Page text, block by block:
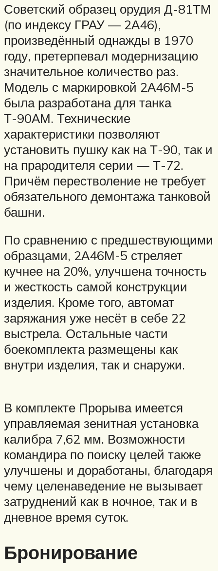
Советский образец орудия Д-81ТМ
(по индексу ГРАУ — 2А46),
произведённый однажды в 1970
году, претерпевал модернизацию
значительное количество раз.
Модель с маркировкой 2А46М-5
была разработана для танка
Т-90АМ. Технические
характеристики позволяют
установить пушку как на Т-90, так и
на прародителя серии — Т-72.
Причём перестволение не требует
обязательного демонтажа танковой
башни.
По сравнению с предшествующими
образцами, 2А46М-5 стреляет
кучнее на 20%, улучшена точность
и жесткость самой конструкции
изделия. Кроме того, автомат
заряжания уже несёт в себе 22
выстрела. Остальные части
боекомплекта размещены как
внутри изделия, так и снаружи.
В комплекте Прорыва имеется
управляемая зенитная установка
калибра 7,62 мм. Возможности
командира по поиску целей также
улучшены и доработаны, благодаря
чему целенаведение не вызывает
затруднений как в ночное, так и в
дневное время суток.
Бронирование